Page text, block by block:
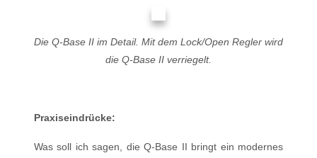
Die Q-Base II im Detail. Mit dem Lock/Open Regler wird
die Q-Base II verriegelt.
Praxiseindrücke:
Was soll ich sagen, die Q-Base II bringt ein modernes